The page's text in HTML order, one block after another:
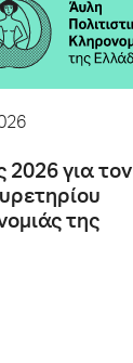
για τον
της